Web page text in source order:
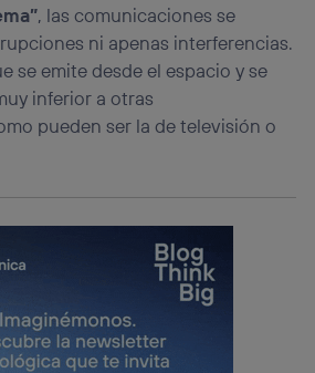
, las comunicaciones se
ni apenas interferencias.
se emite desde el espacio y se
inferior a otras
pueden ser la de televisión o